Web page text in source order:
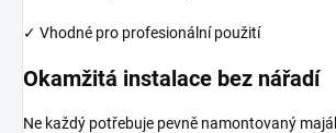
✓ Vhodné pro profesionální použití
Okamžitá instalace bez nářadí
Ne každý potřebuje pevně namontovaný